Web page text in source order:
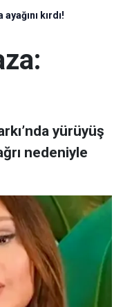
kırdı!
yürüyüş
nedeniyle